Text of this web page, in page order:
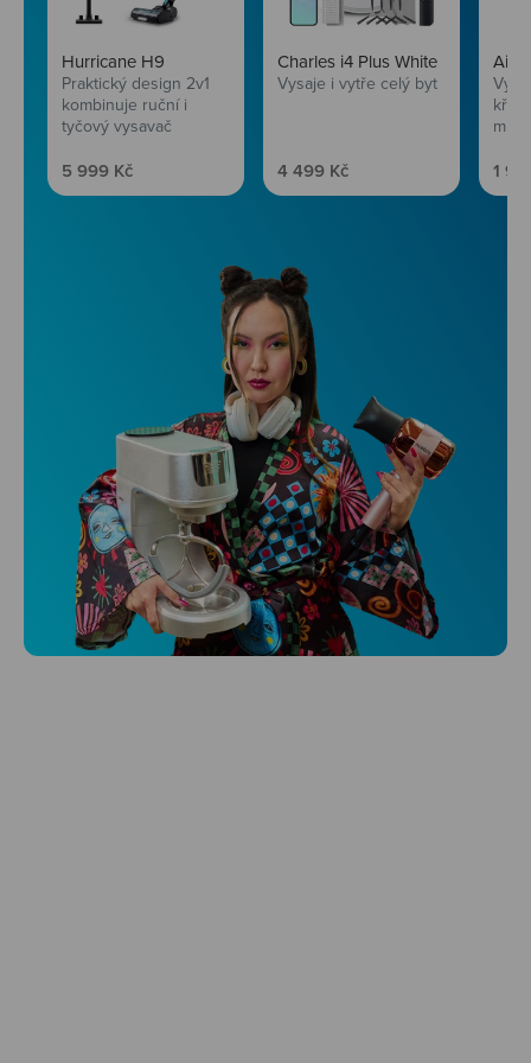
Hurricane H9
Praktický design 2v1
kombinuje ruční i
tyčový vysavač
Prodejní cena
5 999 Kč
Charles i4 Plus White
Vysaje i vytře celý byt
Prodejní cena
4 499 Kč 1
Niceboy ONE Ultra
Hlídá ti zdraví, spánek i pohyb a ještě k
tomu platí.